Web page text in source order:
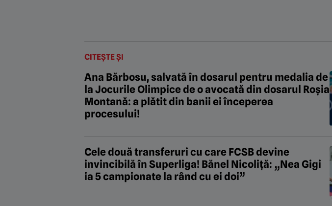
CITEȘTE ȘI
Ana Bărbosu, salvată în dosarul pentru medalia de
la Jocurile Olimpice de o avocată din dosarul Roșia
Montană: a plătit din banii ei începerea
procesului!
Cele două transferuri cu care FCSB devine
invincibilă în Superliga! Bănel Nicoliță: „Nea Gigi
ia 5 campionate la rând cu ei doi”